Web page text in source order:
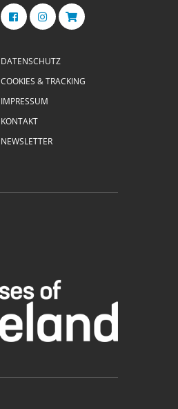
DATENSCHUTZ
COOKIES & TRACKING
IMPRESSUM
KONTAKT
NEWSLETTER